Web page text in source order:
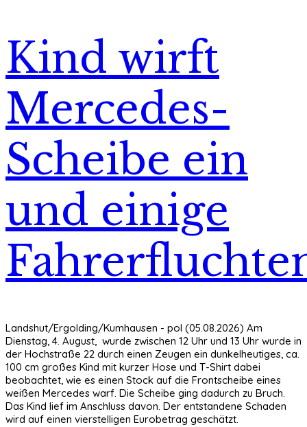
Kind wirft
Mercedes-
Scheibe ein
und einige
Landshut/Ergolding/Kumhausen - pol (05.08.2026) Am
Dienstag, 4. August, wurde zwischen 12 Uhr und 13 Uhr wurde in
der Hochstraße 22 durch einen Zeugen ein dunkelheutiges, ca.
100 cm großes Kind mit kurzer Hose und T-Shirt dabei
beobachtet, wie es einen Stock auf die Frontscheibe eines
weißen Mercedes warf. Die Scheibe ging dadurch zu Bruch.
Das Kind lief im Anschluss davon. Der entstandene Schaden
wird auf einen vierstelligen Eurobetrag geschätzt.